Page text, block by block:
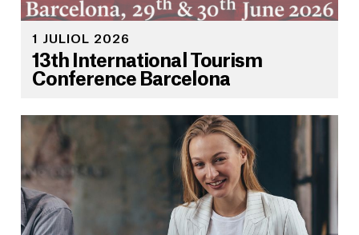
1 JULIOL 2026
13th International Tourism
Conference Barcelona